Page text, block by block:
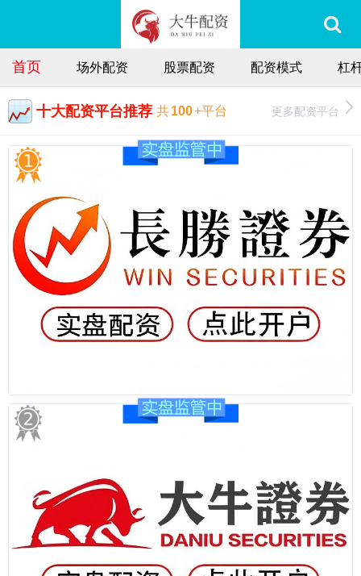
首页 场外配资 股票配资 配资模式 杠
十大配资平台推荐 共100+平台 更多配资平台